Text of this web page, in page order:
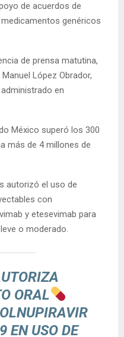
de acuerdos de
genéricos
de prensa matutina,
López Obrador,
en
México superó los 300
más de 4 millones de
autorizó el uso de
con
y etesevimab para
o moderado.
ORAL
EN USO DE